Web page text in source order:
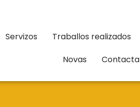
Servizos Traballos realizados
Novas
Contacta